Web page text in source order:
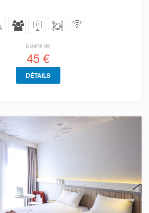
à partir de
45 €
DÉTAILS